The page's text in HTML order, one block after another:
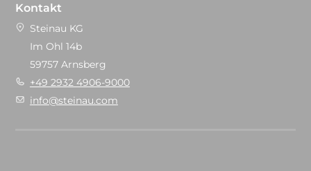
Kontakt
Steinau KG
Im Ohl 14b
59757 Arnsberg
+49 2932 4906-9000
info@steinau.com